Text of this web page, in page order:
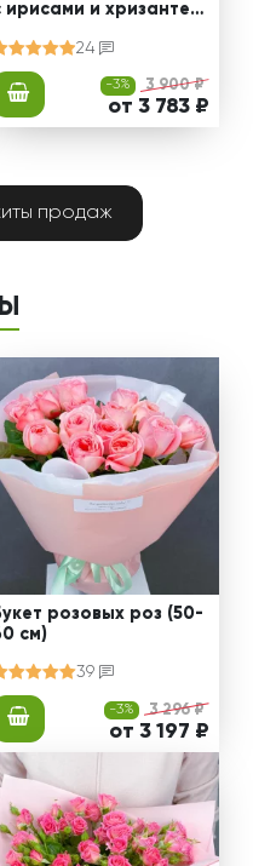
ирисами и хризантем
24
-3% 3 900 ₽
от 3 783 ₽
продаж
розовых роз (50-
см)
39
-3% 3 296 ₽
от 3 197 ₽